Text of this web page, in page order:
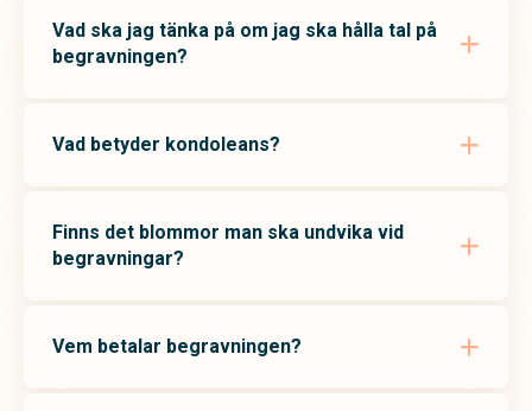
Vad ska jag tänka på om jag ska hålla tal på
begravningen?
Vad betyder kondoleans?
Finns det blommor man ska undvika vid
begravningar?
Vem betalar begravningen?